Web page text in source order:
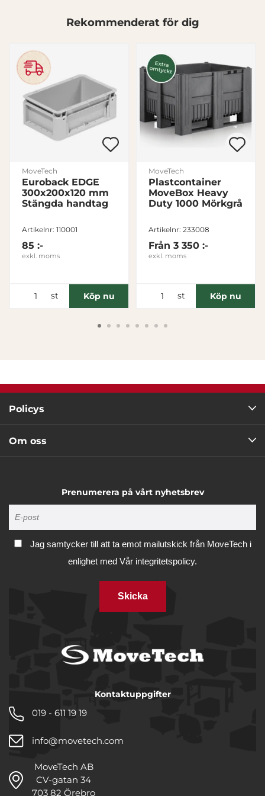
information som du har tillhandahållit eller som de har
samlat in när du har använt deras tjänster.
Nödvändig
Inställningar
Statistik
Marknadsföring
Tillåt alla
Tillåt urval
Rekommenderat för dig
MoveTech
Euroback EDGE
300x200x120 mm
Stängda handtag
Artikelnr: 110001
85 :-
exkl. moms
st Köp nu
MoveTech
Plastcontainer
MoveBox Heavy
Duty 1000 Mörkgrå
Artikelnr: 233008
Från 3 350 :-
exkl. moms
st Köp nu
Policys
Om oss
Prenumerera på vårt nyhetsbrev
Jag samtycker till att ta emot mailutskick från MoveTech i
enlighet med Vår integritetspolicy.
Skicka
Kontaktuppgifter
019 - 611 19 19
info@movetech.com
MoveTech AB
CV-gatan 34
703 82 Örebro